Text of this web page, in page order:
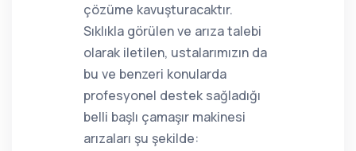
çözüme kavuşturacaktır.
Sıklıkla görülen ve arıza talebi
olarak iletilen, ustalarımızın da
bu ve benzeri konularda
profesyonel destek sağladığı
belli başlı çamaşır makinesi
arızaları şu şekilde: